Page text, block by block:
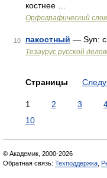
костнее …
Орфографический
10 пакостный — Syn:
Тезаурус русской
Страницы
1 2 3
10
© Академик, 2000-2026
Обратная связь: Техподдержка